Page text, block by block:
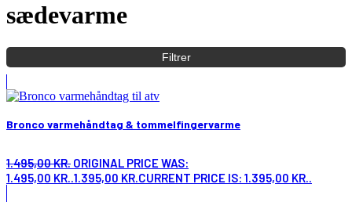
sædevarme
Filtrer
Bronco varmehåndtag & tommelfingervarme
1.495,00KR. ORIGINAL PRICE WAS:
1.495,00 KR..1.395,00 KR.CURRENT PRICE IS: 1.395,00 KR..